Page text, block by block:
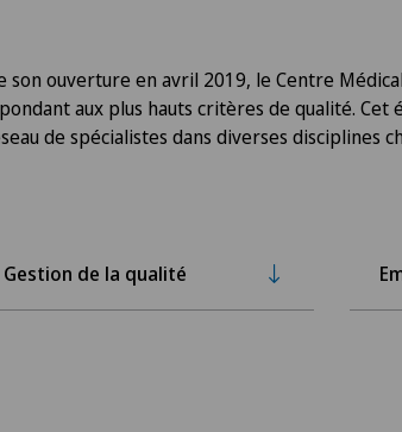
son ouverture en avril 2019, le Centre
aux plus hauts critères de qualité. Cet
de spécialistes dans diverses disciplines
Gestion de la qualité